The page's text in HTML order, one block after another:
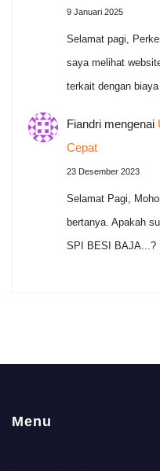
9 Januari 2025
Selamat pagi,
saya melihat
terkait dengan
Fiandrimengenai
Cepat
23 Desember 2023
Selamat Pagi,
bertanya. Apakah
SPI BESI BAJA...?
Menu